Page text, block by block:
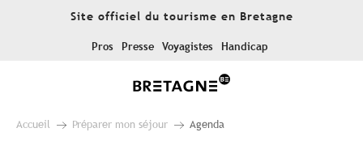
Site officiel du tourisme en Bretagne
Pros Presse Voyagistes Handicap
Accueil Préparer mon séjour Agenda